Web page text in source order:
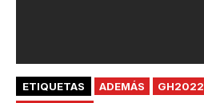
ETIQUETAS ADEMÁS GH2022